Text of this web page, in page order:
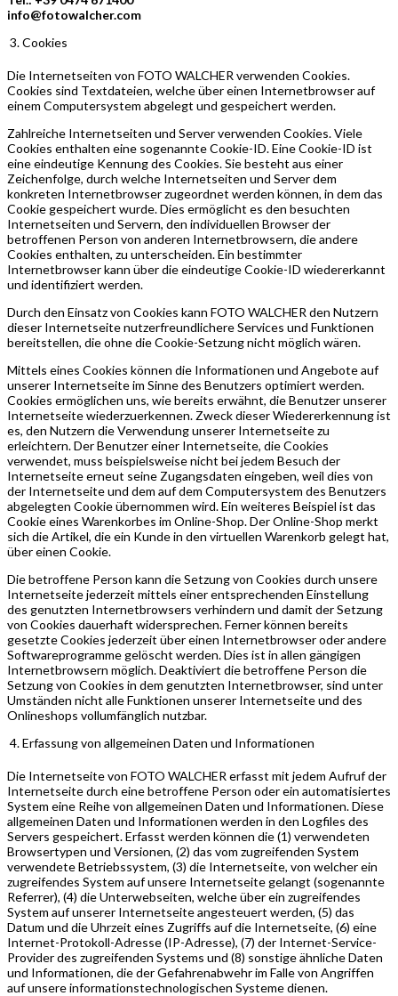
info@fotowalcher.com
Cookies
Die Internetseiten von FOTO WALCHER verwenden Cookies.
Cookies sind Textdateien, welche über einen Internetbrowser auf
einem Computersystem abgelegt und gespeichert werden.
Zahlreiche Internetseiten und Server verwenden Cookies. Viele
Cookies enthalten eine sogenannte Cookie-ID. Eine Cookie-ID ist
eine eindeutige Kennung des Cookies. Sie besteht aus einer
Zeichenfolge, durch welche Internetseiten und Server dem
konkreten Internetbrowser zugeordnet werden können, in dem das
Cookie gespeichert wurde. Dies ermöglicht es den besuchten
Internetseiten und Servern, den individuellen Browser der
betroffenen Person von anderen Internetbrowsern, die andere
Cookies enthalten, zu unterscheiden. Ein bestimmter
Internetbrowser kann über die eindeutige Cookie-ID wiedererkannt
und identifiziert werden.
Durch den Einsatz von Cookies kann FOTO WALCHER den Nutzern
dieser Internetseite nutzerfreundlichere Services und Funktionen
bereitstellen, die ohne die Cookie-Setzung nicht möglich wären.
Mittels eines Cookies können die Informationen und Angebote auf
unserer Internetseite im Sinne des Benutzers optimiert werden.
Cookies ermöglichen uns, wie bereits erwähnt, die Benutzer unserer
Internetseite wiederzuerkennen. Zweck dieser Wiedererkennung ist
es, den Nutzern die Verwendung unserer Internetseite zu
erleichtern. Der Benutzer einer Internetseite, die Cookies
verwendet, muss beispielsweise nicht bei jedem Besuch der
Internetseite erneut seine Zugangsdaten eingeben, weil dies von
der Internetseite und dem auf dem Computersystem des Benutzers
abgelegten Cookie übernommen wird. Ein weiteres Beispiel ist das
Cookie eines Warenkorbes im Online-Shop. Der Online-Shop merkt
sich die Artikel, die ein Kunde in den virtuellen Warenkorb gelegt hat,
über einen Cookie.
Die betroffene Person kann die Setzung von Cookies durch unsere
Internetseite jederzeit mittels einer entsprechenden Einstellung
des genutzten Internetbrowsers verhindern und damit der Setzung
von Cookies dauerhaft widersprechen. Ferner können bereits
gesetzte Cookies jederzeit über einen Internetbrowser oder andere
Softwareprogramme gelöscht werden. Dies ist in allen gängigen
Internetbrowsern möglich. Deaktiviert die betroffene Person die
Setzung von Cookies in dem genutzten Internetbrowser, sind unter
Umständen nicht alle Funktionen unserer Internetseite und des
Onlineshops vollumfänglich nutzbar.
Erfassung von allgemeinen Daten und Informationen
Die Internetseite von FOTO WALCHER erfasst mit jedem Aufruf der
Internetseite durch eine betroffene Person oder ein automatisiertes
System eine Reihe von allgemeinen Daten und Informationen. Diese
allgemeinen Daten und Informationen werden in den Logfiles des
Servers gespeichert. Erfasst werden können die (1) verwendeten
Browsertypen und Versionen, (2) das vom zugreifenden System
verwendete Betriebssystem, (3) die Internetseite, von welcher ein
zugreifendes System auf unsere Internetseite gelangt (sogenannte
Referrer), (4) die Unterwebseiten, welche über ein zugreifendes
System auf unserer Internetseite angesteuert werden, (5) das
Datum und die Uhrzeit eines Zugriffs auf die Internetseite, (6) eine
Internet-Protokoll-Adresse (IP-Adresse), (7) der Internet-Service-
Provider des zugreifenden Systems und (8) sonstige ähnliche Daten
und Informationen, die der Gefahrenabwehr im Falle von Angriffen
auf unsere informationstechnologischen Systeme dienen.